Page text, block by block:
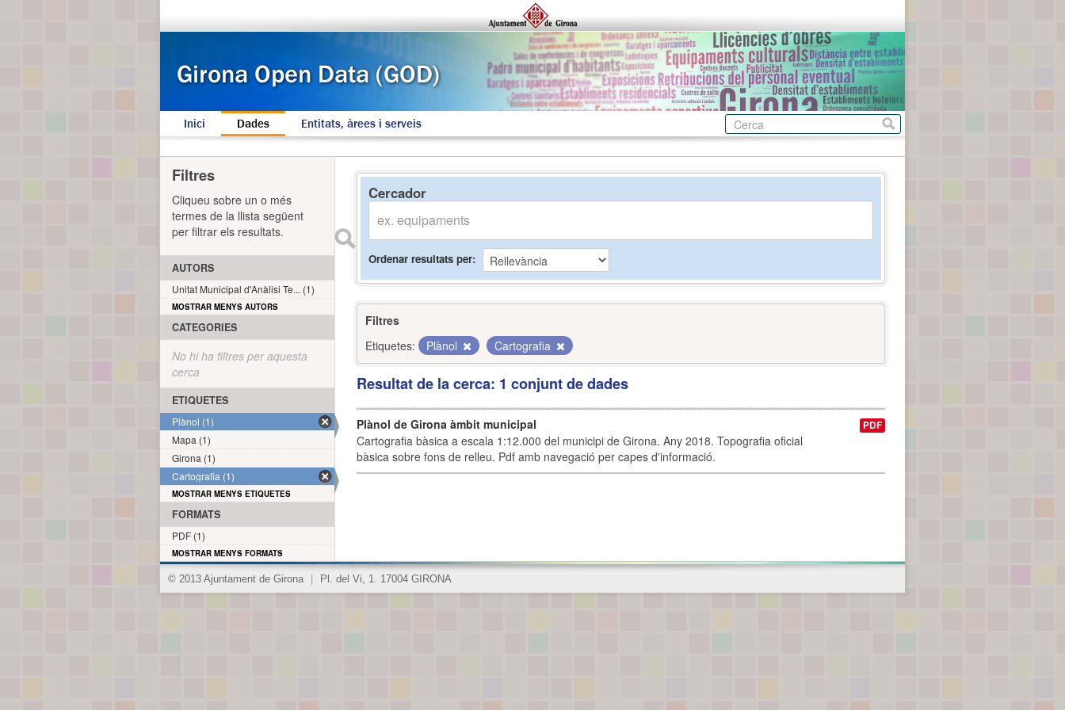
Inici Dades Entitats, àrees i serveis
Cercador
Ordenar resultats per
Filtres
Etiquetes:
Plànol Cartografia
Resultat de la cerca: 1 conjunt de dades
Plànol de Girona àmbit municipal
Cartografia bàsica a escala 1:12.000 del municipi de Girona. Any 2018. Topografia oficial
bàsica sobre fons de relleu. Pdf amb navegació per capes d'informació.
PDF
Filtres
Cliqueu sobre un o més
termes de la llista següent
per filtrar els resultats.
AUTORS
Unitat Municipal d'Anàlisi Te... (1)
MOSTRAR MENYS AUTORS
CATEGORIES
No hi ha filtres per aquesta
cerca
ETIQUETES
Plànol (1)
Mapa (1)
Girona (1)
Cartografia (1)
MOSTRAR MENYS ETIQUETES
FORMATS
PDF (1)
MOSTRAR MENYS FORMATS
© 2013 Ajuntament de Girona Pl. del Vi, 1. 17004 GIRONA